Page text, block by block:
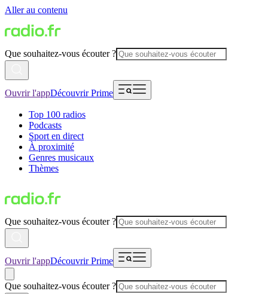
Aller au contenu
Que souhaitez-vous écouter ?
Ouvrir l'appDécouvrir Prime
Top 100 radios
Podcasts
Sport en direct
À proximité
Genres musicaux
Thèmes
Que souhaitez-vous écouter ?
Ouvrir l'appDécouvrir Prime
Que souhaitez-vous écouter ?